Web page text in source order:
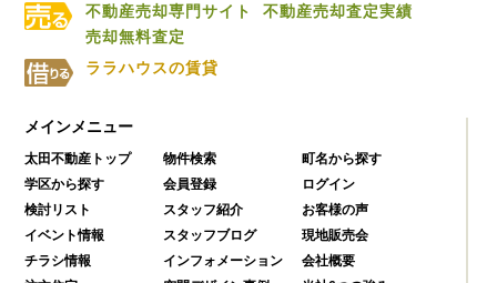
不動産売却専門サイト
不動産売却査定実績
売却無料査定
ララハウスの賃貸
メインメニュー
太田不動産トップ 物件検索
町名から探す
学区から探す
会員登録
ログイン
検討リスト
スタッフ紹介
お客様の声
イベント情報
スタッフブログ
現地販売会
チラシ情報
インフォメーション
会社概要